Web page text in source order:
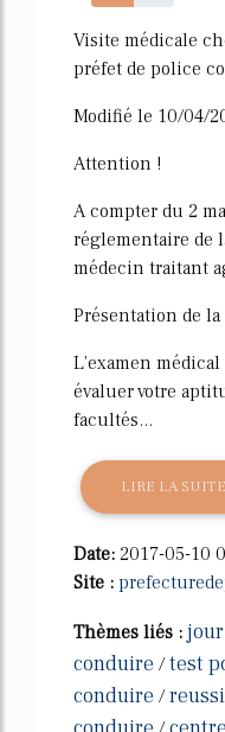
52%
Visite médicale
préfet de police
Modifié le 10/04/
Attention !
A compter du 2
réglementaire de
médecin traitant
Présentation de la
L'examen
évaluer votre
facultés...
LIRE LA SUITE
Date: 2017-05-10
Site :
Thèmes liés :
conduire /test
conduire /